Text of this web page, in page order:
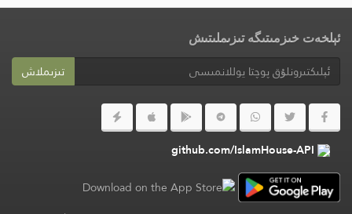
ئېلخەت خىزمىتىگە تىزىملىتىش
تىزىملاش
github.com/IslamHouse-API